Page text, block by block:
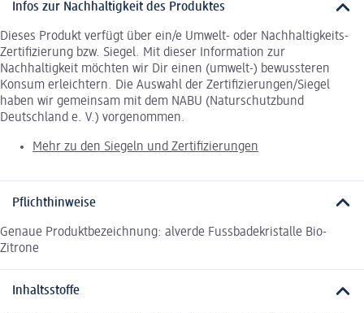
Infos zur Nachhaltigkeit des Produktes
Dieses Produkt verfügt über ein/e Umwelt- oder Nachhaltigkeits-
Zertifizierung bzw. Siegel. Mit dieser Information zur
Nachhaltigkeit möchten wir Dir einen (umwelt-) bewussteren
Konsum erleichtern. Die Auswahl der Zertifizierungen/Siegel
haben wir gemeinsam mit dem NABU (Naturschutzbund
Deutschland e. V.) vorgenommen.
Mehr zu den Siegeln und Zertifizierungen
Pflichthinweise
Genaue Produktbezeichnung: alverde Fussbadekristalle Bio-
Zitrone
Inhaltsstoffe